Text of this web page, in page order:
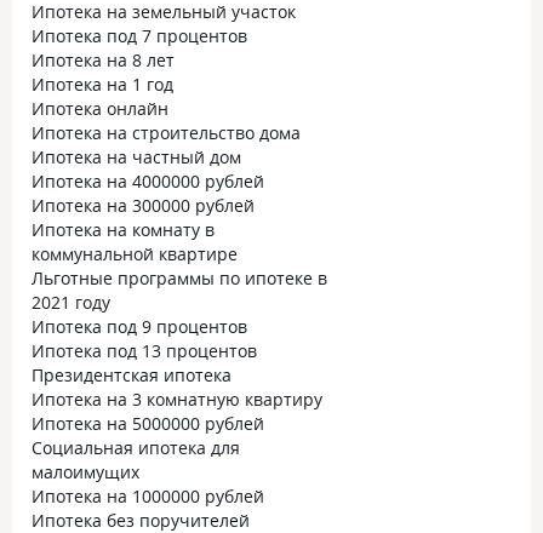
Ипотека на земельный участок
Ипотека под 7 процентов
Ипотека на 8 лет
Ипотека на 1 год
Ипотека онлайн
Ипотека на строительство дома
Ипотека на частный дом
Ипотека на 4000000 рублей
Ипотека на 300000 рублей
Ипотека на комнату в
коммунальной квартире
Льготные программы по ипотеке в
2021 году
Ипотека под 9 процентов
Ипотека под 13 процентов
Президентская ипотека
Ипотека на 3 комнатную квартиру
Ипотека на 5000000 рублей
Социальная ипотека для
малоимущих
Ипотека на 1000000 рублей
Ипотека без поручителей